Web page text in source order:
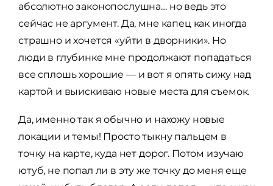
абсолютно законопослушна… но ведь это
сейчас не аргумент. Да, мне капец как иногда
страшно и хочется «уйти в дворники». Но
люди в глубинке мне продолжают попадаться
все сплошь хорошие — и вот я опять сижу над
картой и выискиваю новые места для съемок.
Да, именно так я обычно и нахожу новые
локации и темы! Просто тыкну пальцем в
точку на карте, куда нет дорог. Потом изучаю
ютуб, не попал ли в эту же точку до меня еще